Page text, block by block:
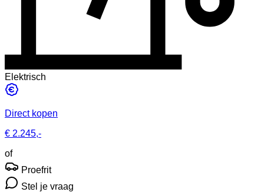
Elektrisch
Direct kopen
€ 2.245,-
of
Proefrit
Stel je vraag